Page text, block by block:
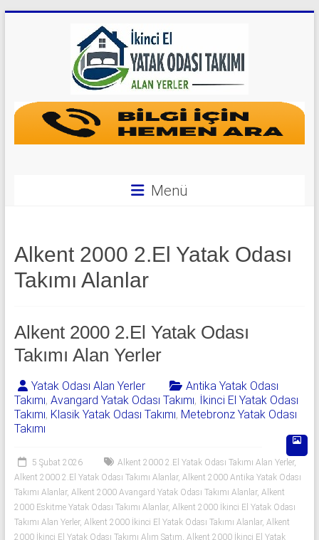
Yatak
Odası
|
0
541
06
06
|
Yıldız
Spot
Yatak
odası
alan
Menü
Alkent 2000 2.El Yatak Odası
Takımı Alanlar
Alkent 2000 2.El Yatak Odası
Takımı Alan Yerler
Yatak Odası Alan Yerler
Antika Yatak Odası
Takımı, Avangard Yatak Odası Takımı, İkinci El Yatak Odası
Takımı, Klasik Yatak Odası Takımı, Metebronz Yatak Odası
Takımı
5 Şubat 2026 Alkent 2000 2.El Yatak Odası Takımı Alan Yerler,
Alkent 2000 2.El Yatak Odası Takımı Alanlar, Alkent 2000 Antika Yatak Odası
Takımı Alanlar, Alkent 2000 Avangard Yatak Odası Takımı Alanlar, Alkent
2000 Eskitme Yatak Odası Takımı Alanlar, Alkent 2000 İkinci El Yatak Odası
Takımı Alan Yerler, Alkent 2000 İkinci El Yatak Odası Takımı Alanlar, Alkent
2000 İkinci El Yatak Odası Takımı Alım Satım Alkent 2000 İkinci El Yatak